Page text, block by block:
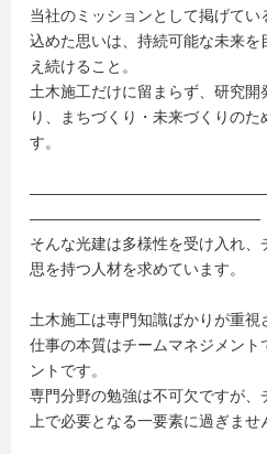
当社のミッションとして掲げて
込めた思いは、持続可能な未来
え続けること。
土木施工だけに留まらず、研究
り、まちづくり・未来づくりの
す。
―――――――――――――――
そんな光建は多様性を受け入れ
思を持つ人材を求めています。
土木施工は専門知識ばかりが重視
仕事の本質はチームマネジメント
ントです。
専門分野の勉強は不可欠ですが、
上で必要となる一要素に過ぎませ